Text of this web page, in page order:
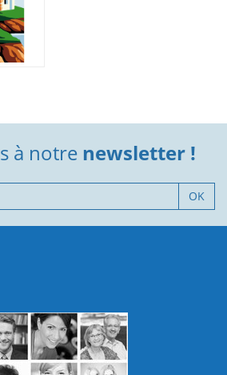
à notre newsletter !
OK